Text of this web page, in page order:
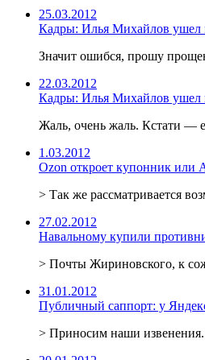
25.03.2012
Кадры: Илья Михайлов ушел
Значит ошибся, прошу
22.03.2012
Кадры: Илья Михайлов ушел
Жаль, очень жаль. Кстати —
1.03.2012
Ozon откроет купонник или
> Так же рассматривается
27.02.2012
Навальному купили
> Почты Жириновского, к
31.01.2012
Публичный саппорт: у
> Приносим наши